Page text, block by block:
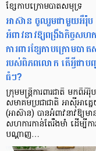
ខ្សែកាបក្រោមបាតសមុទ្រ
អាស៊ាន ចូលរួមជាមួយអឺរ៉ុប
អំពាវនាវឱ្យពង្រឹងកិច្ចសហក
ការពារខ្សែកាបក្រោមបា
របស់ពិភពលោក តើអ្វីជាប
ធំៗ?
ក្រុមមន្ត្រីការពារជាតិ មកពីអឺ
សមាគមប្រជាជាតិ អាស៊ីអាគ្ន
(អាស៊ាន) បានអំពាវនាវឱ្យមា
សហការកាន់តែរឹងមាំ ដើម្បីកា
បណ្តាញ…